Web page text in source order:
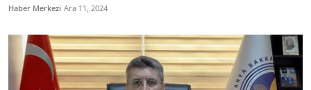
Haber Merkezi Ara 11, 2024